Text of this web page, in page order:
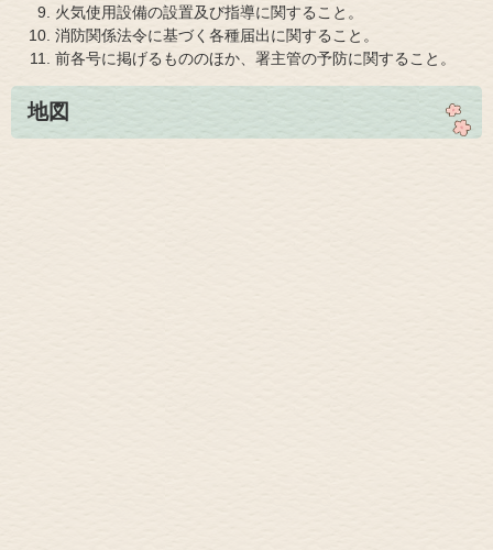
火気使用設備の設置及び指導に関すること。
消防関係法令に基づく各種届出に関すること。
前各号に掲げるもののほか、署主管の予防に関すること。
地図